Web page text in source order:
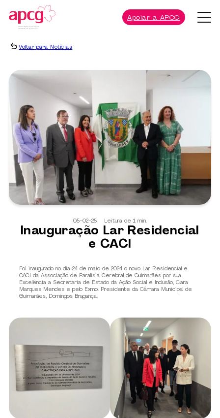
Apoiar a APCG
Voltar para Notícias
05-02-25 Leitura de 1 min.
Inauguração Lar Residencial
e CACI
Foi inaugurado no dia 24 de maio de 2024 o novo Lar Residencial e
CACI da Associação de Paralisia Cerebral de Guimarães por sua
Excelência a Secretaria de Estado da Ação Social e Inclusão, Clara
Marques Mendes e pelo Exmo. Presidente da Câmara Municipal de
Guimarães, Domingos Bragança.